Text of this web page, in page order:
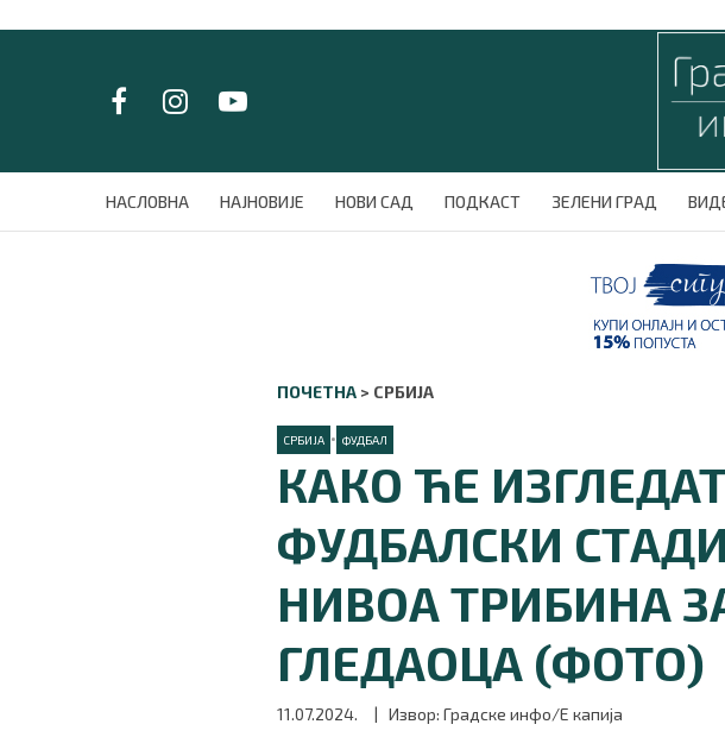
НАСЛОВНА НАЈНОВИЈЕ НОВИ САД ПОДКАСТ ЗЕЛЕНИ ГРАД
ПОЧЕТНА > СРБИЈА
СРБИЈА • ФУДБАЛ
КАКО ЋЕ
ФУДБАЛСКИ
НИВОА ТРИБИНА
ГЛЕДАОЦА (ФОТО)
11.07.2024. | Извор: Градске инфо/Е капија
НАСЛОВНА
НАЈНОВИЈЕ
ПРАТИТЕ НАС